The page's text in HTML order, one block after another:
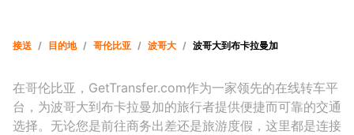
接送 / 目的地 / 哥伦比亚 / 波哥大 / 波哥大到布卡拉曼加
在哥伦比亚，GetTransfer.com作为一家领先的在线转车平
台，为波哥大到布卡拉曼加的旅行者提供便捷而可靠的交通
选择。无论您是前往商务出差还是旅游度假，这里都是连接